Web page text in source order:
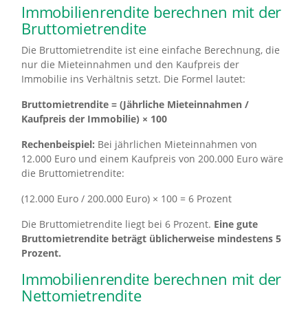
Immobilienrendite berechnen mit der
Bruttomietrendite
Die Bruttomietrendite ist eine einfache Berechnung, die
nur die Mieteinnahmen und den Kaufpreis der
Immobilie ins Verhältnis setzt. Die Formel lautet:
Bruttomietrendite = (Jährliche Mieteinnahmen /
Kaufpreis der Immobilie) × 100
Rechenbeispiel: Bei jährlichen Mieteinnahmen von
12.000 Euro und einem Kaufpreis von 200.000 Euro wäre
die Bruttomietrendite:
(12.000 Euro / 200.000 Euro) × 100 = 6 Prozent
Die Bruttomietrendite liegt bei 6 Prozent. Eine gute
Bruttomietrendite beträgt üblicherweise mindestens 5
Prozent.
Immobilienrendite berechnen mit der
Nettomietrendite